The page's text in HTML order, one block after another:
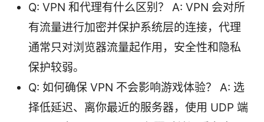
Q: VPN 和代理有什么区别？ A: VPN 会对所
有流量进行加密并保护系统层的连接，代理
通常只对浏览器流量起作用，安全性和隐私
保护较弱。
Q: 如何确保 VPN 不会影响游戏体验？ A: 选
择低延迟、离你最近的服务器，使用 UDP 端